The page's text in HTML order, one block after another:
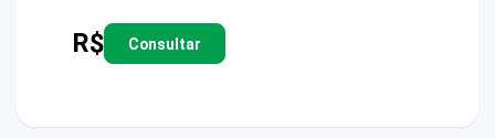
R$ Consultar